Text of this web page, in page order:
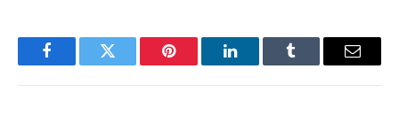
FacebookTwitter Pinterest LinkedInTumblr Email